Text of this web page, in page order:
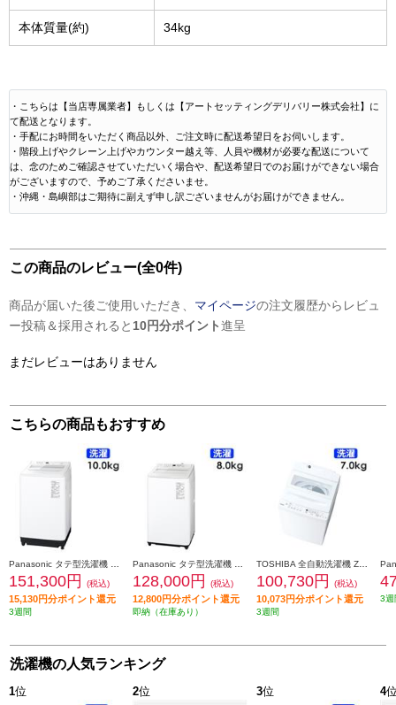
本体質量(約) 34kg
・こちらは【当店専属業者】もしくは【アートセッティングデリバリー株式会社】に
て配送となります。
・手配にお時間をいただく商品以外、ご注文時に配送希望日をお伺いします。
・階段上げやクレーン上げやカウンター越え等、人員や機材が必要な配送について
は、念のためご確認させていただいく場合や、配送希望日でのお届けができない場合
がございますので、予めご了承くださいませ。
・沖縄・島嶼部はご期待に副えず申し訳ございませんがお届けができません。
この商品のレビュー(全0件)
商品が届いた後ご使用いただき、 マイページの注文履歴からレビュ
ー投稿＆採用されると 10円分ポイント進呈
まだレビューはありません
こちらの商品もおすすめ
151,300円 (税込)
15,130円分ポイント還元
3週間
128,000円 (税込)
12,800円分ポイント還元
即納（在庫あり）
100,730円 (税込)
10,073円分ポイント還元
3週間
3週
洗濯機の人気ランキング
1位 2位 3位 4